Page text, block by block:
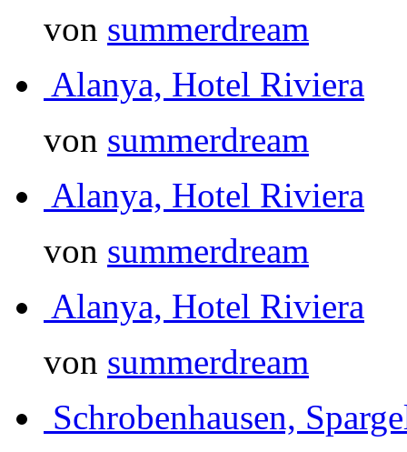
von summerdream
Alanya, Hotel Riviera
von summerdream
Alanya, Hotel Riviera
von summerdream
Alanya, Hotel Riviera
von summerdream
Schrobenhausen,